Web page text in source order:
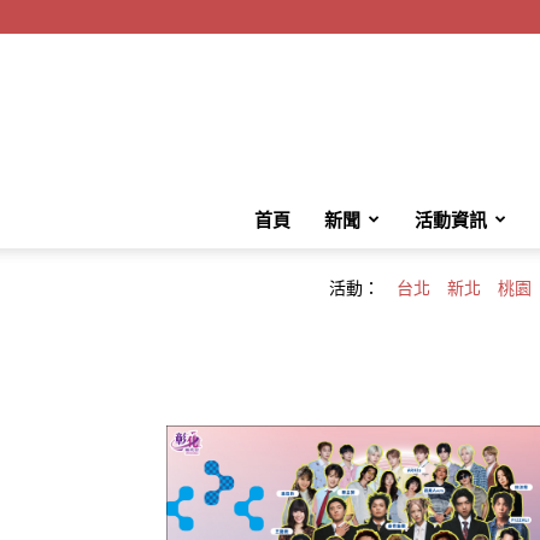
首頁 新聞 活動資訊
活動： 台北 新北 桃園